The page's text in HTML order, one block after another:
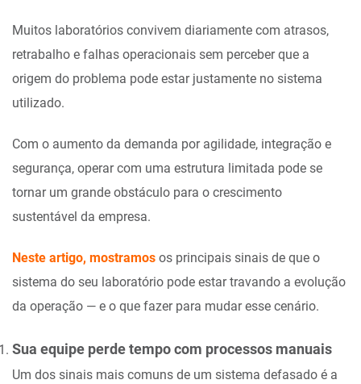
Muitos laboratórios convivem diariamente com atrasos,
retrabalho e falhas operacionais sem perceber que a
origem do problema pode estar justamente no sistema
utilizado.
Com o aumento da demanda por agilidade, integração e
segurança, operar com uma estrutura limitada pode se
tornar um grande obstáculo para o crescimento
sustentável da empresa.
Neste artigo, mostramos os principais sinais de que o
sistema do seu laboratório pode estar travando a evolução
da operação — e o que fazer para mudar esse cenário.
Sua equipe perde tempo com processos manuais
Um dos sinais mais comuns de um sistema defasado é a